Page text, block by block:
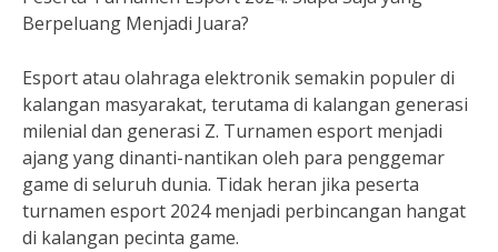
Berpeluang Menjadi Juara?
Esport atau olahraga elektronik semakin populer di
kalangan masyarakat, terutama di kalangan generasi
milenial dan generasi Z. Turnamen esport menjadi
ajang yang dinanti-nantikan oleh para penggemar
game di seluruh dunia. Tidak heran jika peserta
turnamen esport 2024 menjadi perbincangan hangat
di kalangan pecinta game.